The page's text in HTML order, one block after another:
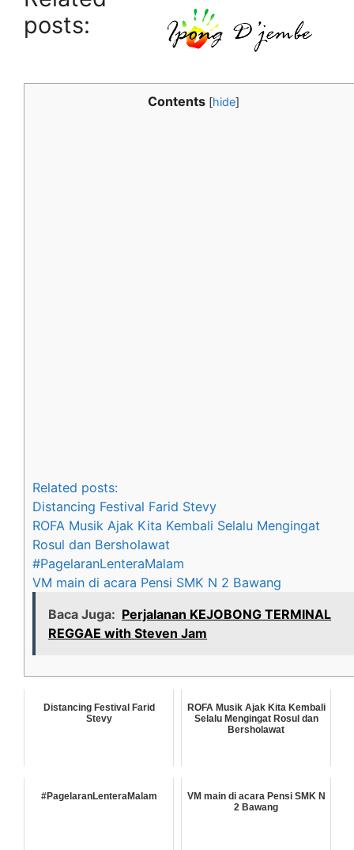
posts:
Contents [hide]
Related posts:
Distancing Festival Farid Stevy
ROFA Musik Ajak Kita Kembali Selalu Mengingat
Rosul dan Bersholawat
#PagelaranLenteraMalam
VM main di acara Pensi SMK N 2 Bawang
Baca Juga: Perjalanan KEJOBONG TERMINAL
REGGAE with Steven Jam
Distancing Festival Farid
Stevy
ROFA Musik Ajak Kita Kembali
Selalu Mengingat Rosul dan
Bersholawat
#PagelaranLenteraMalam
VM main di acara Pensi SMK N
2 Bawang